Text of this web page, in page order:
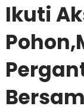
Ikuti